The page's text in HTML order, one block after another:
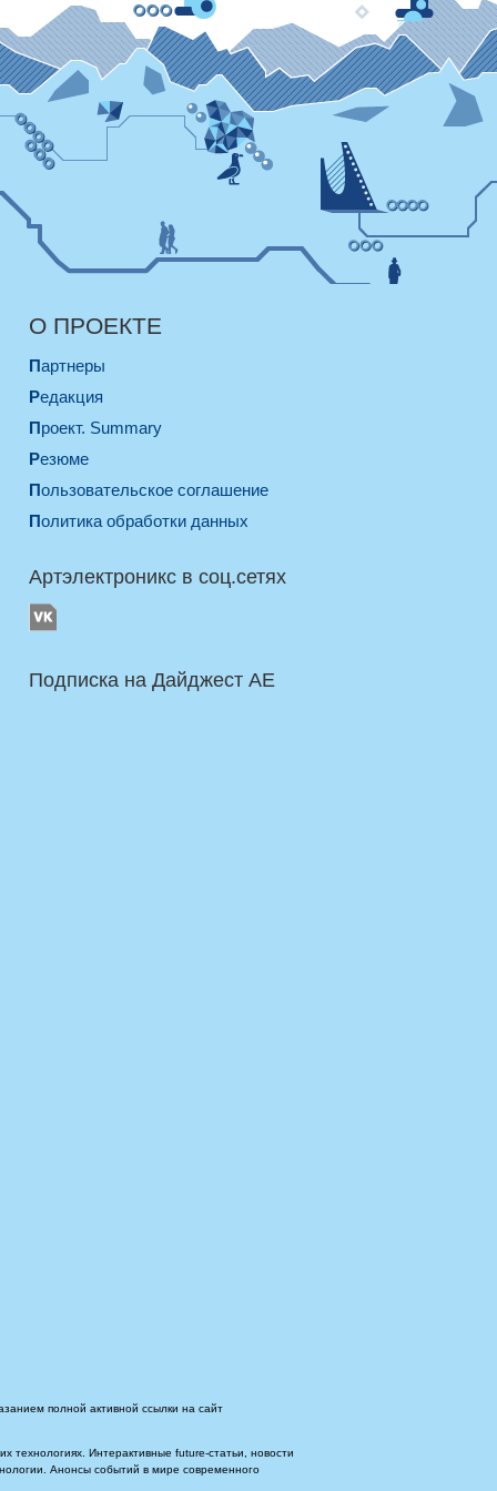
О ПРОЕКТЕ
Партнеры
Редакция
Проект. Summary
Резюме
Пользовательское соглашение
Политика обработки данных
Артэлектроникс в соц.сетях
Подписка на Дайджест AE
полной активной ссылки на сайт
Интерактивные future-статьи, новости
Анонсы событий в мире современного